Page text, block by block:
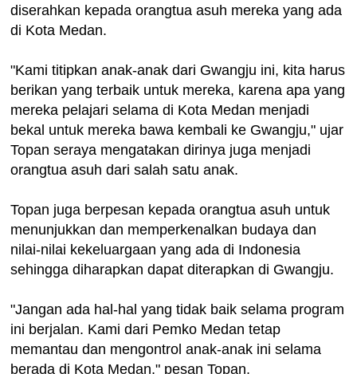
diserahkan kepada orangtua asuh mereka yang ada
di Kota Medan.
"Kami titipkan anak-anak dari Gwangju ini, kita harus
berikan yang terbaik untuk mereka, karena apa yang
mereka pelajari selama di Kota Medan menjadi
bekal untuk mereka bawa kembali ke Gwangju," ujar
Topan seraya mengatakan dirinya juga menjadi
orangtua asuh dari salah satu anak.
Topan juga berpesan kepada orangtua asuh untuk
menunjukkan dan memperkenalkan budaya dan
nilai-nilai kekeluargaan yang ada di Indonesia
sehingga diharapkan dapat diterapkan di Gwangju.
"Jangan ada hal-hal yang tidak baik selama program
ini berjalan. Kami dari Pemko Medan tetap
memantau dan mengontrol anak-anak ini selama
berada di Kota Medan," pesan Topan.